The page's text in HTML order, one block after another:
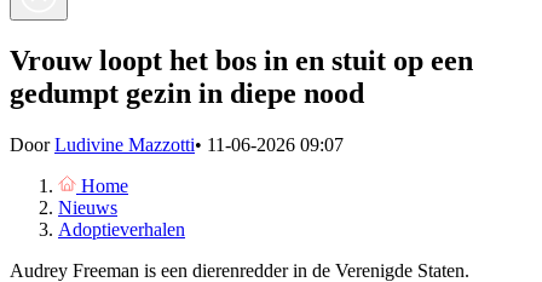
Vrouw loopt het bos in en stuit op een
gedumpt gezin in diepe nood
DoorLudivine Mazzotti• 11-06-2026 09:07
Home
Nieuws
Adoptieverhalen
Audrey Freeman is een dierenredder in de Verenigde Staten.